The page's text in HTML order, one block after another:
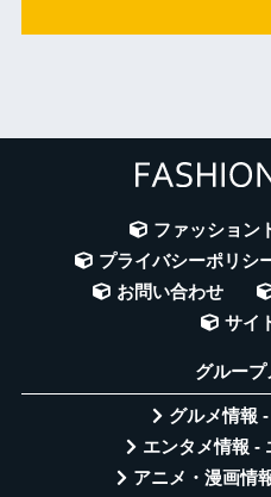
ファッション
プライバシーポリシ
お問い合わせ
サイ
グルー
グルメ情報
エンタメ情報 -
アニメ・漫画情